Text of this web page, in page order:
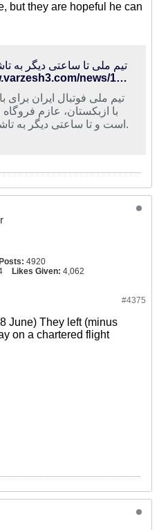
but they are hopeful he can
تیم ملی تا ساعتی دیگر به
http://www.varzesh3.com/news/1245470/%D8%AA%DB%8C%D9%85-%D9%85%D9%84%DB%8C-%D8%AA%D8%A7-%D8%B3%D8%A7%D8%B9%D8%AA%DB%8C-%D8%AF%DB%8C%DA%AF%D8%B1-%D8%A8%D9%87-%D8%AA%D8%A7%D8%B4%DA%A9%D9%86%D8%AF-%D9%85%DB%8C%E2%80%8C%D8%B1%D9%88%D8%AF
تیم ملی فوتبال ایران برای
با ازبکستان، عازم فروگاه
است و تا ساعتی دیگر به تاشکند می رود.
Posts: 4920
Likes Given: 4,062
#4375
June) They left (minus
on a chartered flight